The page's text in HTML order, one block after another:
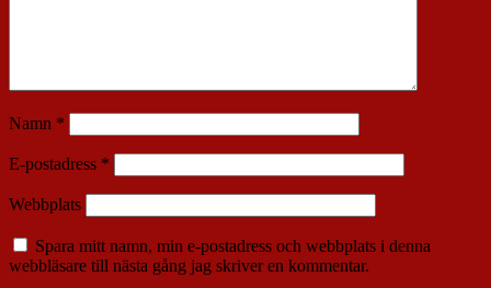
Namn *
E-postadress *
Webbplats
Spara mitt namn, min e-postadress och webbplats i denna
webbläsare till nästa gång jag skriver en kommentar.